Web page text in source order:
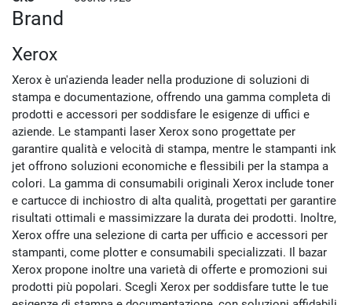
Brand
Xerox
Xerox è un'azienda leader nella produzione di soluzioni di
stampa e documentazione, offrendo una gamma completa di
prodotti e accessori per soddisfare le esigenze di uffici e
aziende. Le stampanti laser Xerox sono progettate per
garantire qualità e velocità di stampa, mentre le stampanti ink
jet offrono soluzioni economiche e flessibili per la stampa a
colori. La gamma di consumabili originali Xerox include toner
e cartucce di inchiostro di alta qualità, progettati per garantire
risultati ottimali e massimizzare la durata dei prodotti. Inoltre,
Xerox offre una selezione di carta per ufficio e accessori per
stampanti, come plotter e consumabili specializzati. Il bazar
Xerox propone inoltre una varietà di offerte e promozioni sui
prodotti più popolari. Scegli Xerox per soddisfare tutte le tue
esigenze di stampa e documentazione, con soluzioni affidabili,